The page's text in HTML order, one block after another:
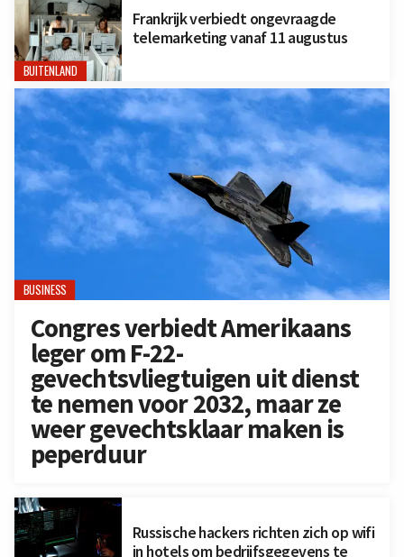
BUITENLAND
Frankrijk verbiedt ongevraagde
telemarketing vanaf 11 augustus
BUSINESS
Congres verbiedt Amerikaans
leger om F-22-
gevechtsvliegtuigen uit dienst
te nemen voor 2032, maar ze
weer gevechtsklaar maken is
peperduur
Russische hackers richten zich op wifi
in hotels om bedrijfsgegevens te